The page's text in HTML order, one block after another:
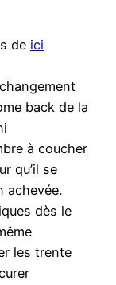
de ici
back de la
à coucher
qu’il se
achevée.
dès le
les trente